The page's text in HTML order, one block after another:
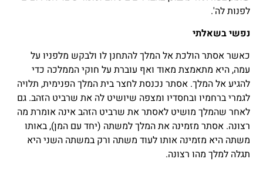
לפנות לה'.
נפשי בשאלתי
כאשר אסתר הולכת אל המלך להתחנן לו ולבקש מלפניו על
עמה, היא מתאמצת מאוד ואף עוברת על חוקי הממלכה כדי
להגיע אל המלך. אסתר נכנסת לחצר בית המלך הפנימית, תלויה
לגמרי ברחמיו ובחסדיו ומצפה שיושיט לה את שרביט הזהב. גם
לאחר שהמלך מושיט לאסתר את שרביט הזהב אינה אומרת מה
רצונה. אסתר מזמינה את המלך למשתה (יחד עם המן), באותו
משתה היא מזמינה אותו לעוד משתה ורק במשתה השני היא
תגלה למלך מהו רצונה.